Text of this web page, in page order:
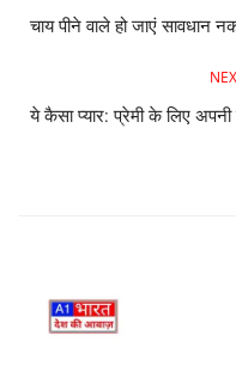
चाय पीने वाले हो जाएं सावधान
ये कैसा प्यार: प्रेमी के लिए अपनी